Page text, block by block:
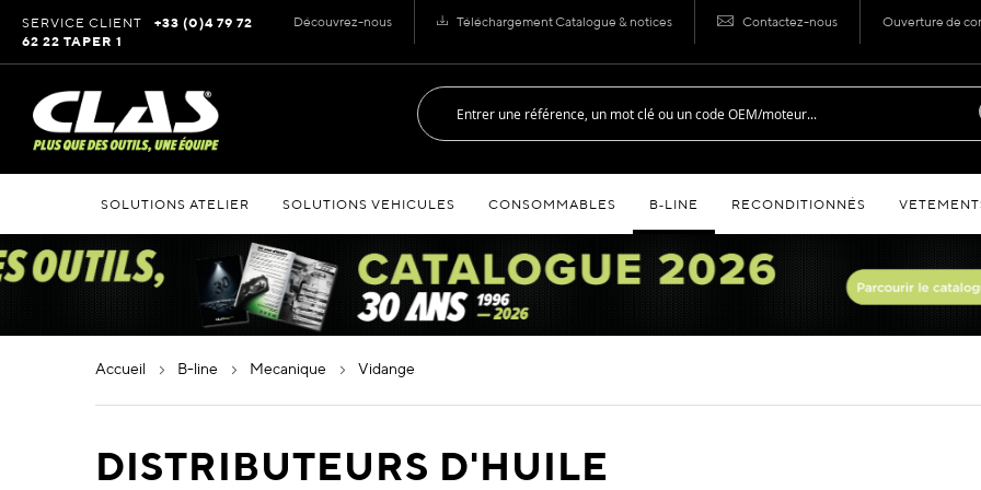
Découvrez-nous Téléchargement Catalogue & notices Contactez-nous Ouverture de
au
contenu
SERVICE CLIENT
+33 (0)4 79 72
62 22 TAPER 1
SOLUTIONS ATELIER SOLUTIONS VEHICULES CONSOMMABLES B‑LINE RECONDITIONNÉS
accueil b-line mecanique vidange
DISTRIBUTEURS D'HUILE